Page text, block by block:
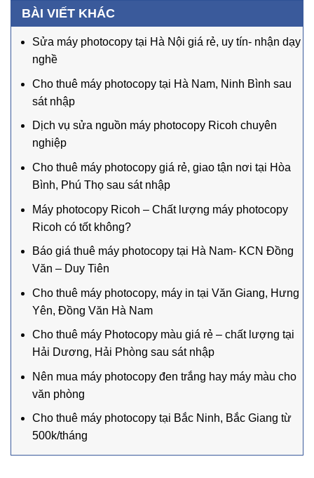
BÀI VIẾT KHÁC
Sửa máy photocopy tại Hà Nội giá rẻ, uy tín- nhận dạy
nghề
Cho thuê máy photocopy tại Hà Nam, Ninh Bình sau
sát nhập
Dịch vụ sửa nguồn máy photocopy Ricoh chuyên
nghiệp
Cho thuê máy photocopy giá rẻ, giao tận nơi tại Hòa
Bình, Phú Thọ sau sát nhập
Máy photocopy Ricoh – Chất lượng máy photocopy
Ricoh có tốt không?
Báo giá thuê máy photocopy tại Hà Nam- KCN Đồng
Văn – Duy Tiên
Cho thuê máy photocopy, máy in tại Văn Giang, Hưng
Yên, Đồng Văn Hà Nam
Cho thuê máy Photocopy màu giá rẻ – chất lượng tại
Hải Dương, Hải Phòng sau sát nhập
Nên mua máy photocopy đen trắng hay máy màu cho
văn phòng
Cho thuê máy photocopy tại Bắc Ninh, Bắc Giang từ
500k/tháng